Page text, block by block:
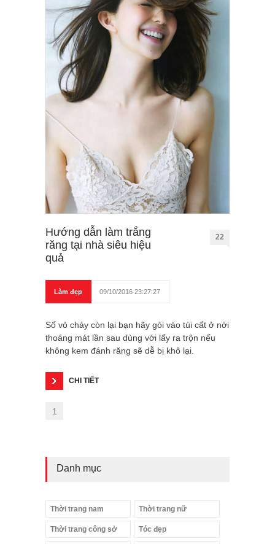
Hướng dẫn làm trắng
răng tại nhà siêu hiệu
quả
22
Làm đẹp 09/10/2016 23:27:27
Số vỏ cháy còn lại bạn hãy gói vào túi cất ở nới
thoáng mát lần sau dùng với lấy ra trộn nếu
không kem đánh răng sẽ dễ bị khô lại.
CHI TIẾT
1
Danh mục
Thời trang nam Thời trang nữ
Thời trang công sở Tóc đẹp